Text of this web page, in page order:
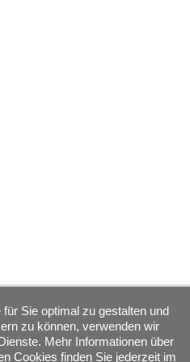
Sie optimal zu gestalten und
zu können, verwenden wir
Mehr Informationen über
Cookies finden Sie jederzeit im